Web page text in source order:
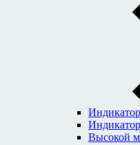
Высокой